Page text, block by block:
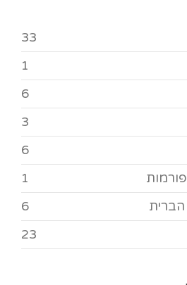
33
1
6
3
6
1
6
23